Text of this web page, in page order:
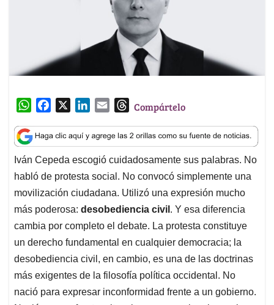
W
a
t
s
A
p
p
c
e
b
o
o
k
n
k
e
d
I
n
a
i
l
T
r
e
a
d
s
Compártelo
Iván Cepeda escogió cuidadosamente sus palabras. No
habló de protesta social. No convocó simplemente una
movilización ciudadana. Utilizó una expresión mucho
más poderosa: desobediencia civil . Y esa diferencia
cambia por completo el debate. La protesta constituye
un derecho fundamental en cualquier democracia; la
desobediencia civil, en cambio, es una de las doctrinas
más exigentes de la filosofía política occidental. No
nació para expresar inconformidad frente a un gobierno.